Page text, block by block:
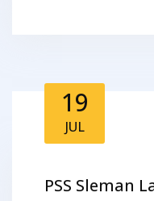
19
JUL
PSS Sleman